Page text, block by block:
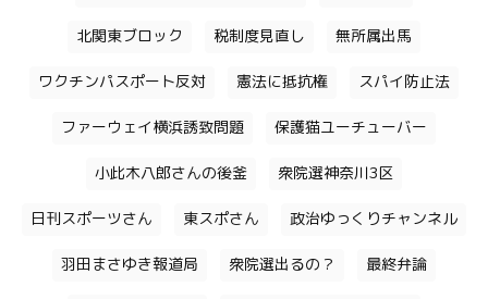
北関東ブロック 税制度見直し 無所属出馬
ワクチンパスポート反対 憲法に抵抗権 スパイ防止法
ファーウェイ横浜誘致問題 保護猫ユーチューバー
小此木八郎さんの後釜 衆院選神奈川3区
日刊スポーツさん 東スポさん 政治ゆっくりチャンネル
羽田まさゆき報道局 衆院選出るの？ 最終弁論